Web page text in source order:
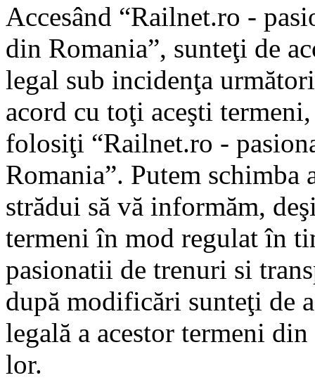
Accesând “Railnet.ro -
din Romania”, sunteţi de
legal sub incidenţa
acord cu toţi aceşti
folosiţi “Railnet.ro -
Romania”. Putem
strădui să vă informăm,
termeni în mod regulat în
pasionatii de trenuri si
după modificări sunteţi de
legală a acestor termeni
lor.